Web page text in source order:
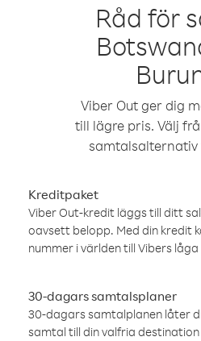
Råd för
Viber Out ger dig
till lägre pris. Välj
Kreditpaket
Viber Out-kredit läggs till ditt
oavsett belopp. Med din kredit
nummer i världen till Vibers
30-dagars samtalsplaner
30-dagars samtalplanen låter
samtal till din valfria